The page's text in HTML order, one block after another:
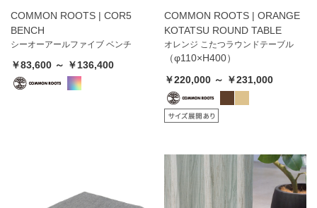
COMMON ROOTS | COR5
BENCH
シーオーアールファイブ ベンチ
￥83,600 ～ ￥136,400
COMMON ROOTS | ORANGE
KOTATSU ROUND TABLE
オレンジ こたつラウンドテーブル
（φ110×H400）
￥220,000 ～ ￥231,000